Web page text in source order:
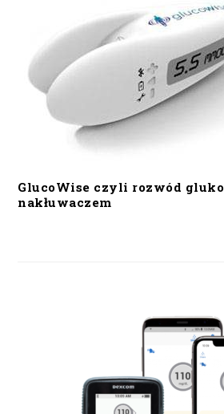
GlucoWise czyli rozwód
nakłuwaczem